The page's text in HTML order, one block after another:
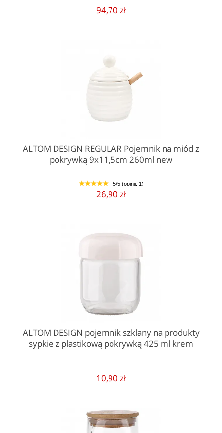
94,70 zł
ALTOM DESIGN REGULAR Pojemnik na miód z
pokrywką 9x11,5cm 260ml new
1 2 3 4 5 5/5 (opinii: 1)
26,90 zł
ALTOM DESIGN pojemnik szklany na produkty
sypkie z plastikową pokrywką 425 ml krem
10,90 zł